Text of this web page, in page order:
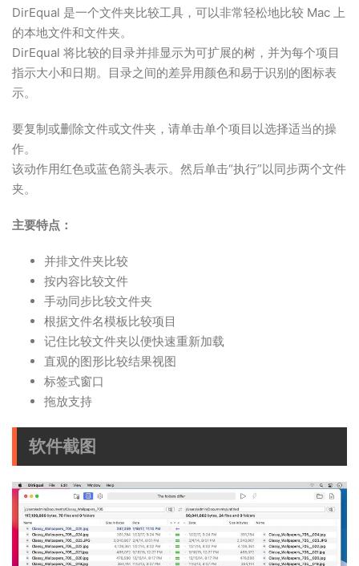
DirEqual 是一个文件夹比较工具，可以非常轻松地比较 Mac 上
的本地文件和文件夹。
DirEqual 将比较的目录并排显示为可扩展的树，并为每个项目
指示大小和日期。目录之间的差异用颜色和易于识别的图标表
示。
要复制或删除文件或文件夹，请单击单个项目以选择适当的操
作。
该动作用红色或蓝色箭头表示。然后单击“执行”以同步两个文件
夹。
主要特点：
并排文件夹比较
按内容比较文件
手动同步比较文件夹
根据文件名模板比较项目
记住比较文件夹以便快速重新加载
直观的图形比较结果视图
标签式窗口
拖放支持
软件截图